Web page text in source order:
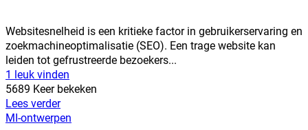
Websitesnelheid is een kritieke factor in gebruikerservaring en
zoekmachineoptimalisatie (SEO). Een trage website kan
leiden tot gefrustreerde bezoekers...
1 leuk vinden
5689 Keer bekeken
Lees verder
MI-ontwerpen